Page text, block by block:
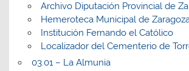
Archivo Diputación Provincial de
Hemeroteca Municipal de
Institución Fernando el Católico
Localizador del Cementerio de
03.01 – La Almunia